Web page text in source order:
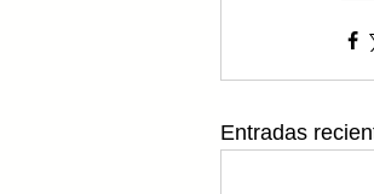
Entradas